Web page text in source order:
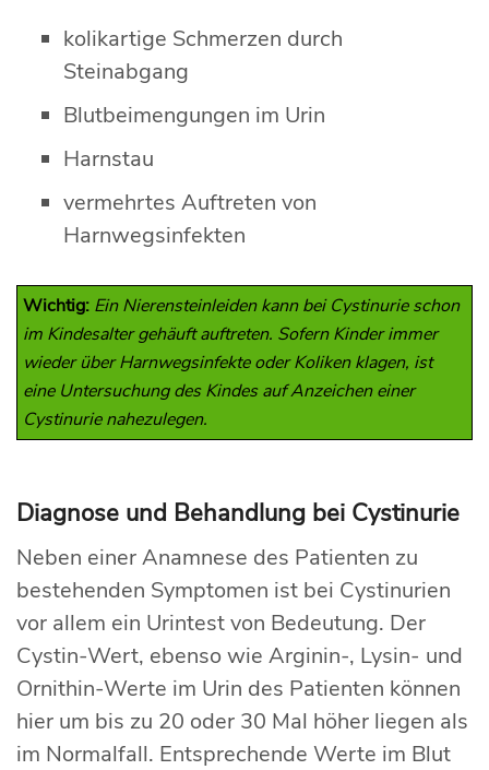
kolikartige Schmerzen durch
Steinabgang
Blutbeimengungen im Urin
Harnstau
vermehrtes Auftreten von
Harnwegsinfekten
Wichtig: Ein Nierensteinleiden kann bei Cystinurie schon
im Kindesalter gehäuft auftreten. Sofern Kinder immer
wieder über Harnwegsinfekte oder Koliken klagen, ist
eine Untersuchung des Kindes auf Anzeichen einer
Cystinurie nahezulegen.
Diagnose und Behandlung bei Cystinurie
Neben einer Anamnese des Patienten zu
bestehenden Symptomen ist bei Cystinurien
vor allem ein Urintest von Bedeutung. Der
Cystin-Wert, ebenso wie Arginin-, Lysin- und
Ornithin-Werte im Urin des Patienten können
hier um bis zu 20 oder 30 Mal höher liegen als
im Normalfall. Entsprechende Werte im Blut